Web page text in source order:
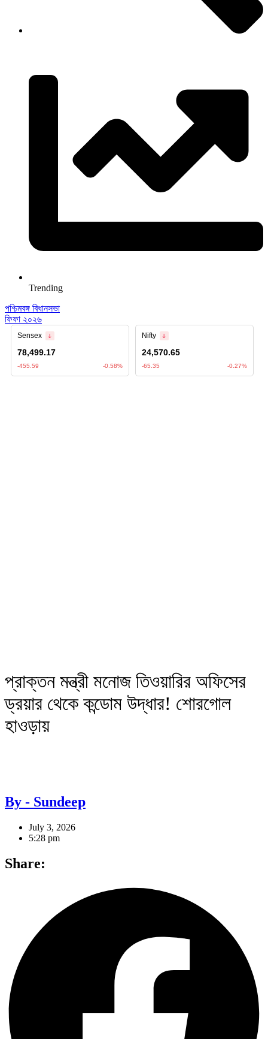
Trending
পশ্চিমবঙ্গ বিধানসভা
ফিফা ২০২৬
প্রাক্তন মন্ত্রী মনোজ তিওয়ারির অফিসের
ড্রয়ার থেকে কন্ডোম উদ্ধার! শোরগোল
হাওড়ায়
By - Sundeep
July 3, 2026
5:28 pm
Share: